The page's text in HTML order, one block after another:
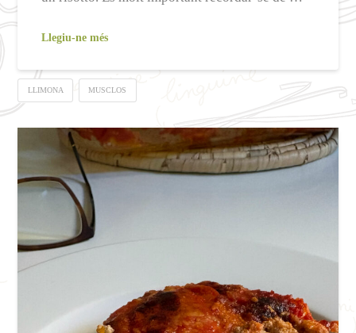
Llegiu-ne més
LLIMONA MUSCLOS